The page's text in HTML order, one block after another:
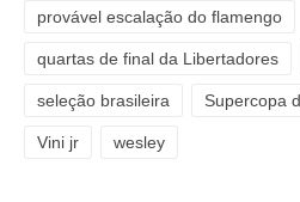
provável escalação do flamengo
quartas de final da Libertadores
seleção brasileira Supercopa
Vini jr wesley